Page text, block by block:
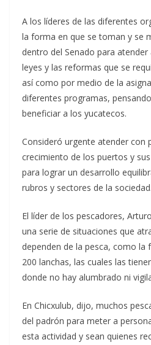
A los líderes de las diferentes
la forma en que se toman y se
dentro del Senado para
leyes y las reformas que se
así como por medio de la
diferentes programas,
beneficiar a los yucatecos.
Consideró urgente atender con
crecimiento de los puertos y
para lograr un desarrollo
rubros y sectores de la sociedad.
El líder de los pescadores,
una serie de situaciones que
dependen de la pesca, como la
200 lanchas, las cuales las
donde no hay alumbrado ni
En Chicxulub, dijo, muchos
del padrón para meter a
esta actividad y sean quienes